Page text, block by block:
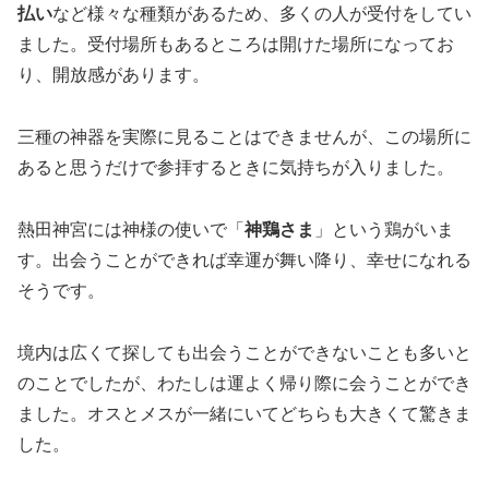
払いなど様々な種類があるため、多くの人が受付をしてい
ました。受付場所もあるところは開けた場所になってお
り、開放感があります。
三種の神器を実際に見ることはできませんが、この場所に
あると思うだけで参拝するときに気持ちが入りました。
熱田神宮には神様の使いで「 神鶏さま 」という鶏がいま
す。出会うことができれば幸運が舞い降り、幸せになれる
そうです。
境内は広くて探しても出会うことができないことも多いと
のことでしたが、わたしは運よく帰り際に会うことができ
ました。オスとメスが一緒にいてどちらも大きくて驚きま
した。